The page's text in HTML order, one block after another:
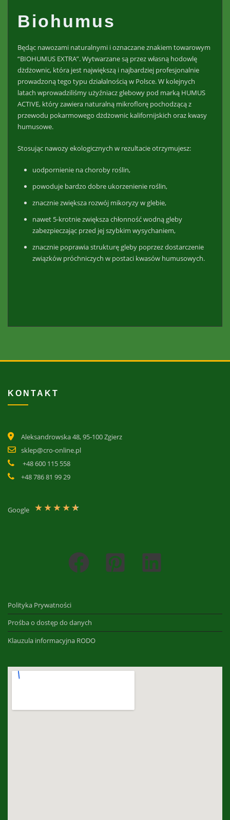
Biohumus
Będąc nawozami naturalnymi i oznaczane znakiem towarowym
“BIOHUMUS EXTRA”. Wytwarzane są przez własną hodowlę
dżdżownic, która jest największą i najbardziej profesjonalnie
prowadzoną tego typu działalnością w Polsce. W kolejnych
latach wprowadziliśmy użyźniacz glebowy pod marką HUMUS
ACTIVE, który zawiera naturalną mikroflorę pochodzącą z
przewodu pokarmowego dżdżownic kalifornijskich oraz kwasy
humusowe.
Stosując nawozy ekologicznych w rezultacie otrzymujesz:
uodpornienie na choroby roślin,
powoduje bardzo dobre ukorzenienie roślin,
znacznie zwiększa rozwój mikoryzy w glebie,
nawet 5-krotnie zwiększa chłonność wodną gleby
zabezpieczając przed jej szybkim wysychaniem,
znacznie poprawia strukturę gleby poprzez dostarczenie
związków próchniczych w postaci kwasów humusowych.
KONTAKT
Aleksandrowska 48, 95-100 Zgierz
sklep@cro-online.pl
+48 600 115 558
+48 786 81 99 29
Google ★★★★★
Polityka Prywatności
Prośba o dostęp do danych
Klauzula informacyjna RODO